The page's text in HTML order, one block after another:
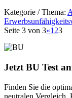
Kategorie / Thema:
Seite 3 von 3«1 23
Jetzt BU Test
Finden Sie die
neutralen Vergleich.